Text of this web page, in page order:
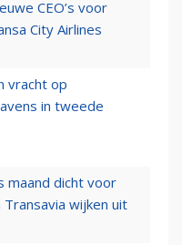
CEO’s voor
City Airlines
vracht op
in tweede
maand dicht voor
wijken uit